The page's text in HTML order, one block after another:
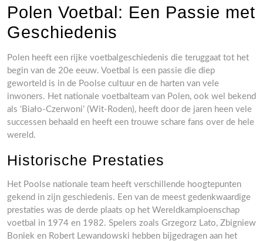
Polen Voetbal: Een Passie met
Geschiedenis
Polen heeft een rijke voetbalgeschiedenis die teruggaat tot het
begin van de 20e eeuw. Voetbal is een passie die diep
geworteld is in de Poolse cultuur en de harten van vele
inwoners. Het nationale voetbalteam van Polen, ook wel bekend
als ‘Biało-Czerwoni’ (Wit-Roden), heeft door de jaren heen vele
successen behaald en heeft een trouwe schare fans over de hele
wereld.
Historische Prestaties
Het Poolse nationale team heeft verschillende hoogtepunten
gekend in zijn geschiedenis. Een van de meest gedenkwaardige
prestaties was de derde plaats op het Wereldkampioenschap
voetbal in 1974 en 1982. Spelers zoals Grzegorz Lato, Zbigniew
Boniek en Robert Lewandowski hebben bijgedragen aan het